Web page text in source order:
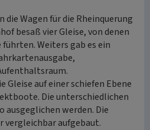
die Wagen für die Rheinquerung
besaß vier Gleise, von denen
Weiters gab es ein
Gleise auf einer schiefen Ebene
Die unterschiedlichen
ausgeglichen werden. Die
vergleichbar aufgebaut.